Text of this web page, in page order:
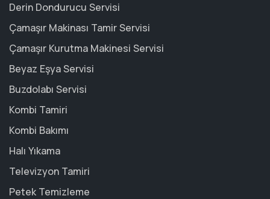
Derin Dondurucu Servisi
Çamaşır Makinası Tamir Servisi
Çamaşır Kurutma Makinesi Servisi
Beyaz Eşya Servisi
Buzdolabı Servisi
Kombi Tamiri
Kombi Bakımı
Halı Yıkama
Televizyon Tamiri
Petek Temizleme